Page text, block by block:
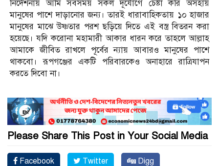
নির্দেশনায় আমি সবসময় সকল দূর্যোগে চেষ্টা করি অসহায়
মানুষের পাশে দাড়ানোর জন্য। তারই ধারাবাহিকতায় ১০ হাজার
মানুষের মাঝে উষ্ণতার পরশ ছড়িয়ে দিতে এই বস্ত্র বিতরন করা
হয়েছে। যদি করোনা মহামারী আকার ধারন করে তাহলে আল্লাহ
আমাকে জীবিত রাখলে পূর্বের ন্যায় আবারও মানুষের পাশে
থাকবো। রূপগঞ্জের একটি পরিবারকেও অনাহারে রাত্রিযাপন
করতে দিবো না।
Please Share This Post in Your Social Media
Facebook Twitter Digg